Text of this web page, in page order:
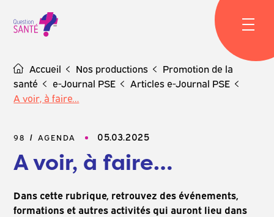
content
Accueil Nos productions
Promotion de la
santé
e-Journal PSE
Articles e-Journal PSE
A voir, à faire…
98 AGENDA 05.03.2025
A voir, à faire…
Dans cette rubrique, retrouvez des événements,
formations et autres activités qui auront lieu dans